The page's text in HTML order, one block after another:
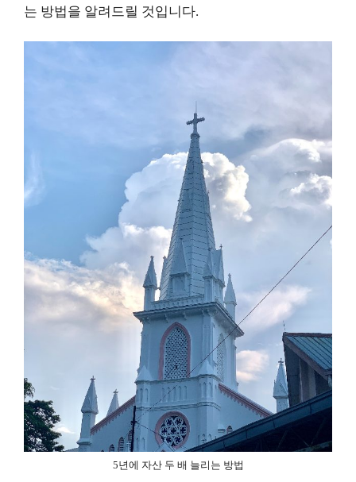
는 방법을 알려드릴 것입니다.
5년에 자산 두 배 늘리는 방법